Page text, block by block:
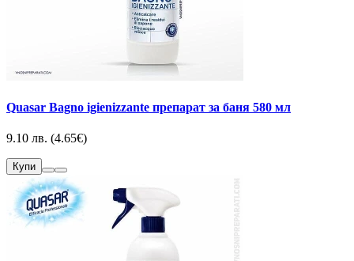
Quasar Bagno igienizzante препарат за баня 580 мл
9.10 лв. (4.65€)
Купи